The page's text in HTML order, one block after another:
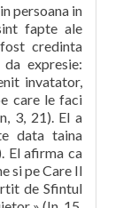
persoana in
fapte ale
credinta
expresie:
invatator,
care le faci
3, 21). El a
data taina
El afirma ca
si pe Care Il
de Sfintul